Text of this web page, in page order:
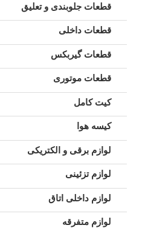
قطعات جلوبندی و تعلیق
قطعات داخلی
قطعات گیربکس
قطعات موتوری
کیت کامل
کیسه هوا
لوازم برقی و الکتریکی
لوازم تزئینی
لوازم داخلی اتاق
لوازم متفرقه